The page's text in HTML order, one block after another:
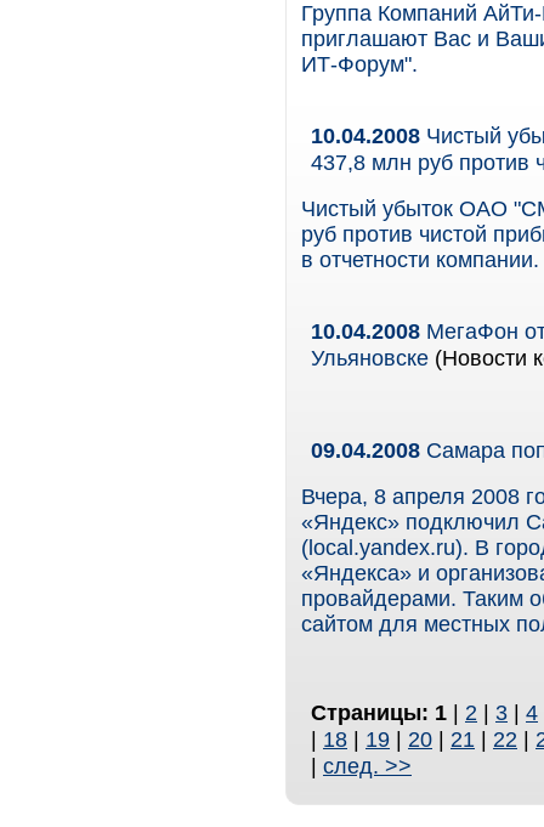
Группа Компаний
приглашают Вас и
ИТ-Форум".
10.04.2008 Чистый
437,8 млн руб против
Чистый убыток ОАО
руб против чистой
в отчетности компании.
10.04.2008 МегаФон
Ульяновске (Новости
09.04.2008 Самара
Вчера, 8 апреля 2008
«Яндекс» подключил
(local.yandex.ru). В
«Яндекса» и
провайдерами. Таким
сайтом для местных
Страницы: 1 | 2 | 3 | 4
| 18 | 19 | 20 | 21 | 22 |
| след. >>